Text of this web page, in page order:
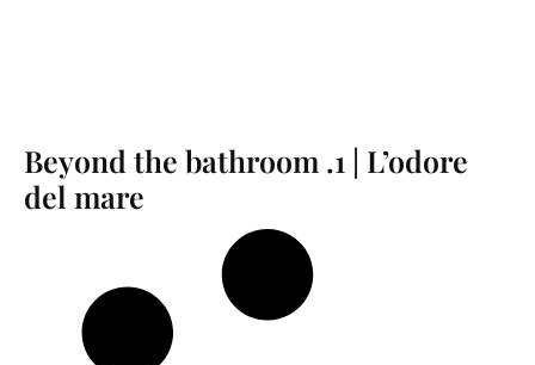
Beyond the bathroom .1 | L’odore
del mare